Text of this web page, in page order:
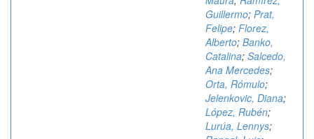
Guillermo; Prat,
Felipe; Florez,
Alberto; Banko,
Catalina; Salcedo,
Ana Mercedes;
Orta, Rómulo;
Jelenkovic, Diana;
López, Rubén;
Lurúa, Lennys;